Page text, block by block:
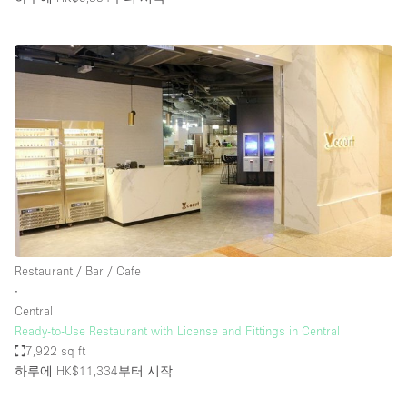
Restaurant / Bar / Cafe
∙
Central
Ready-to-Use Restaurant with License and Fittings in Central
7,922 sq ft
하루에 HK$11,334부터 시작